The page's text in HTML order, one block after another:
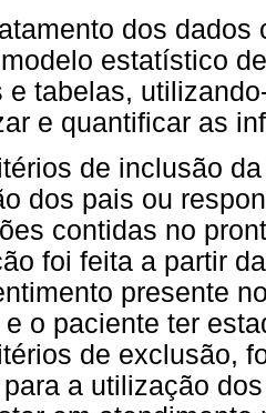
dos
estatístico
e tabelas,
e quantificar as
de inclusão
dos pais ou
contidas no
foi feita a partir
presente
e o paciente ter
de exclusão,
a utilização